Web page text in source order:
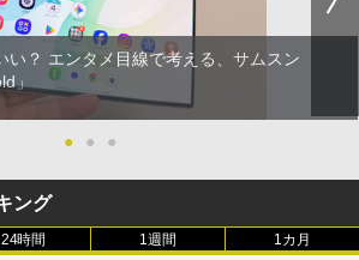
い？ エンタメ目線で考える、サムスン
」
● ● ●
ング
24時間 1週間 1カ月